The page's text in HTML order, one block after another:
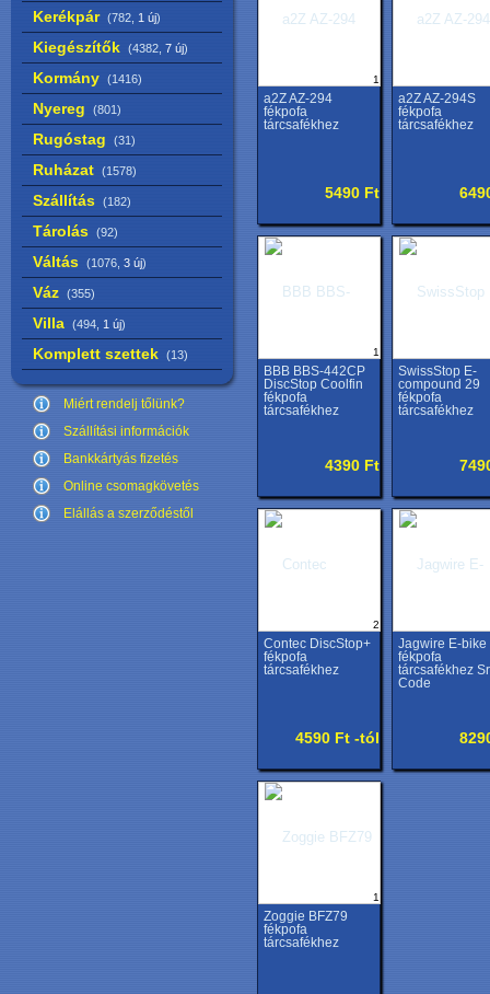
Kerékpár (782, 1 új)
Kiegészítők (4382, 7 új)
Kormány (1416)
Nyereg (801)
Rugóstag (31)
Ruházat (1578)
Szállítás (182)
Tárolás (92)
Váltás (1076, 3 új)
Váz (355)
Villa (494, 1 új)
Komplett szettek (13)
Miért rendelj tőlünk?
Szállítási információk
Bankkártyás fizetés
Online csomagkövetés
Elállás a szerződéstől
1
a2Z AZ-294
fékpofa
tárcsafékhez
5490 Ft
a2Z AZ-294S
fékpofa
tárcsafékhez
1
BBB BBS-442CP
DiscStop Coolfin
fékpofa
tárcsafékhez
4390 Ft
SwissStop E-
compound 29
fékpofa
tárcsafékhez
2
Contec DiscStop+
fékpofa
tárcsafékhez
4590 Ft -tól
Jagwire E-bike
fékpofa
tárcsafékhez
Code
1
Zoggie BFZ79
fékpofa
tárcsafékhez